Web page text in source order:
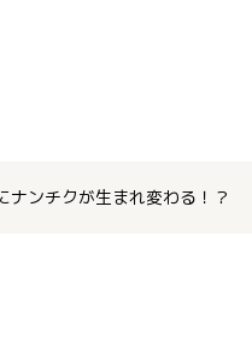
ナンチクが生まれ変わる！？